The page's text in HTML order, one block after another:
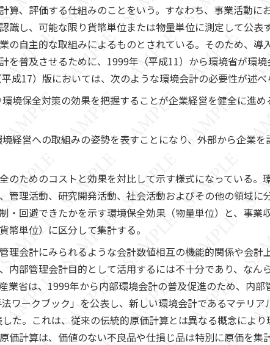
算、評価する仕組みのことをいう。すなわち、事業活動に
識し、可能な限り貨幣単位または物量単位に測定して公表
の自主的な取組みによるものとされている。そのため、導
を普及させるために、1999年（平成11）から環境省が環
成17）版においては、次のような環境会計の必要性が述べ
境保全対策の効果を把握することが企業経営を健全に進
経営への取組みの姿勢を表すことになり、外部から企業
のためのコストと効果を対比して示す様式になっている。
管理活動、研究開発活動、社会活動およびその他の領域に
・回避できたかを示す環境保全効果（物量単位）と、事業
幣単位）に区分して集計する。
理会計にみられるような会計数値相互の機能的関係や会計
内部管理会計目的として活用するには不十分であり、なん
業省は、1999年から内部環境会計の普及促進のため、内
ワークブック」を公表し、新しい環境会計であるマテリ
た。これは、従来の伝統的原価計算とは異なる概念によ
価計算は、価値のない不良品や仕損じ品は特別に原価を集